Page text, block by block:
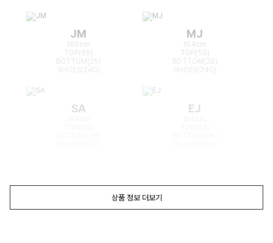
JM
166cm
TOP(55)
BOTTOM(25)
MJ
164cm
TOP(55)
BOTTOM(26)
SA EJ
상품 정보 더보기